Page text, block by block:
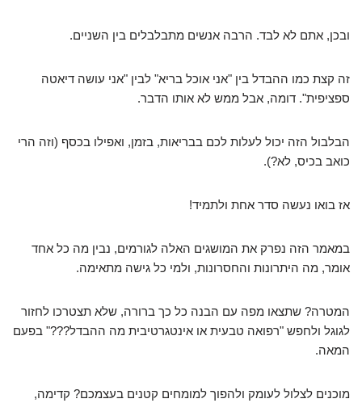
ובכן, אתם לא לבד. הרבה אנשים מתבלבלים בין השניים.
זה קצת כמו ההבדל בין "אני אוכל בריא" לבין "אני עושה דיאטה
ספציפית". דומה, אבל ממש לא אותו הדבר.
הבלבול הזה יכול לעלות לכם בבריאות, בזמן, ואפילו בכסף (וזה הרי
כואב בכיס, לא?).
אז בואו נעשה סדר אחת ולתמיד!
במאמר הזה נפרק את המושגים האלה לגורמים, נבין מה כל אחד
אומר, מה היתרונות והחסרונות, ולמי כל גישה מתאימה.
המטרה? שתצאו מפה עם הבנה כל כך ברורה, שלא תצטרכו לחזור
לגוגל ולחפש "רפואה טבעית או אינטגרטיבית מה ההבדל???" בפעם
המאה.
מוכנים לצלול לעומק ולהפוך למומחים קטנים בעצמכם? קדימה,